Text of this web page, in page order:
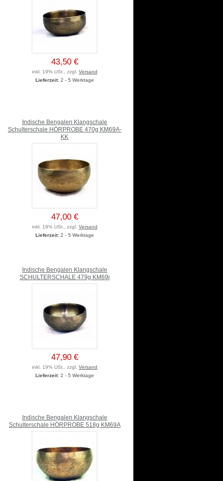
43,50 €
inkl. 19% USt., zzgl. Versand
Lieferzeit: 2 - 5 Werktage
Indische Bengalen Klangschale
Schulterschale HÖRPROBE 470g KM69A-
KK
47,00 €
inkl. 19% USt., zzgl. Versand
Lieferzeit: 2 - 5 Werktage
Indische Bengalen Klangschale
SCHULTERSCHALE 479g KM69i
47,90 €
inkl. 19% USt., zzgl. Versand
Lieferzeit: 2 - 5 Werktage
Indische Bengalen Klangschale
Schulterschale HÖRPROBE 518g KM69A